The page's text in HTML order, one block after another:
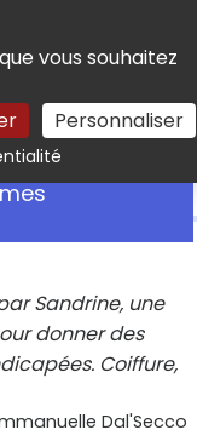
vous souhaitez
Personnaliser
Rechercher
Sandrine, une
donner des
Coiffure,
Dal'Secco